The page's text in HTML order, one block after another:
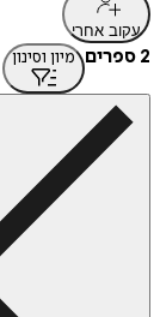
עקוב אחרי
2 ספרים מיון וסינון